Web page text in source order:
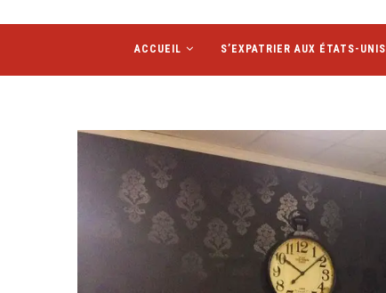
ACCUEIL S’EXPATRIER AUX ÉTATS-UNIS